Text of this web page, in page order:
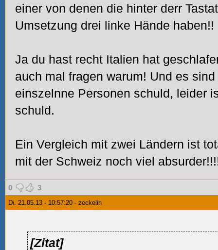
einer von denen die hinter derr
Umsetzung drei linke Hände haben!!
Ja du hast recht Italien hat
auch mal fragen warum! Und es
einszelnne Personen schuld, leider
schuld.
Ein Vergleich mit zwei Ländern ist
mit der Schweiz noch viel
0 3
Di. 21.05.13 - 10:57:20 - zeckelin
[Zitat]